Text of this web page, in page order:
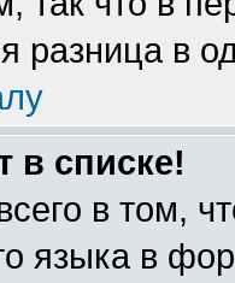
разница в
в списке!
в том,
языка в